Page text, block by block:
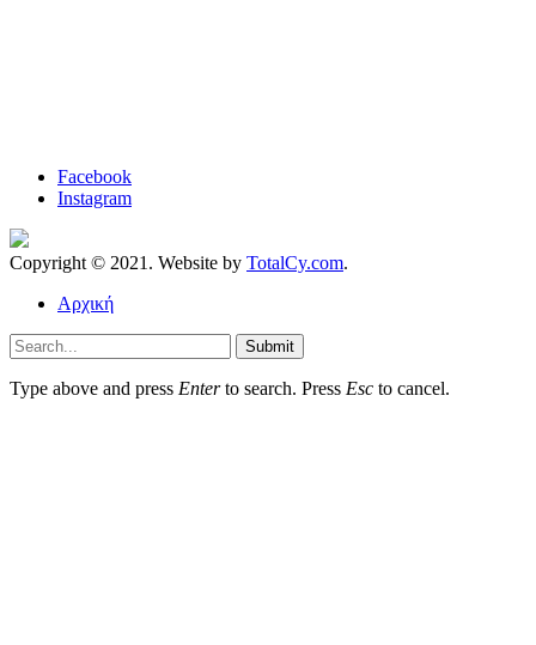
Facebook
Instagram
Copyright © 2021. Website by TotalCy.com.
Αρχική
Submit
Type above and press Enterto search. Press Esc to cancel.